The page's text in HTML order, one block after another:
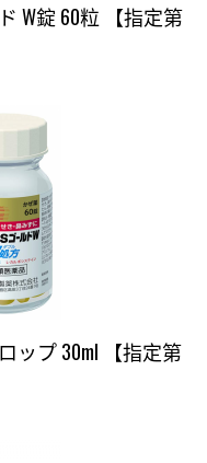
W錠 60粒 【指定第
ップ 30ml 【指定第